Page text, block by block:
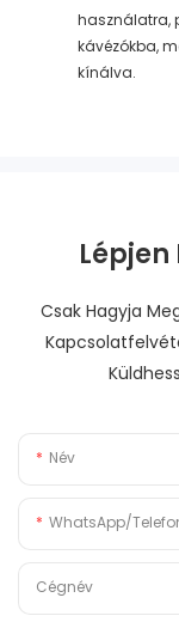
használatra,
kávézókba,
kínálva.
Csak Hagyja
Név
WhatsApp/
Cégnév